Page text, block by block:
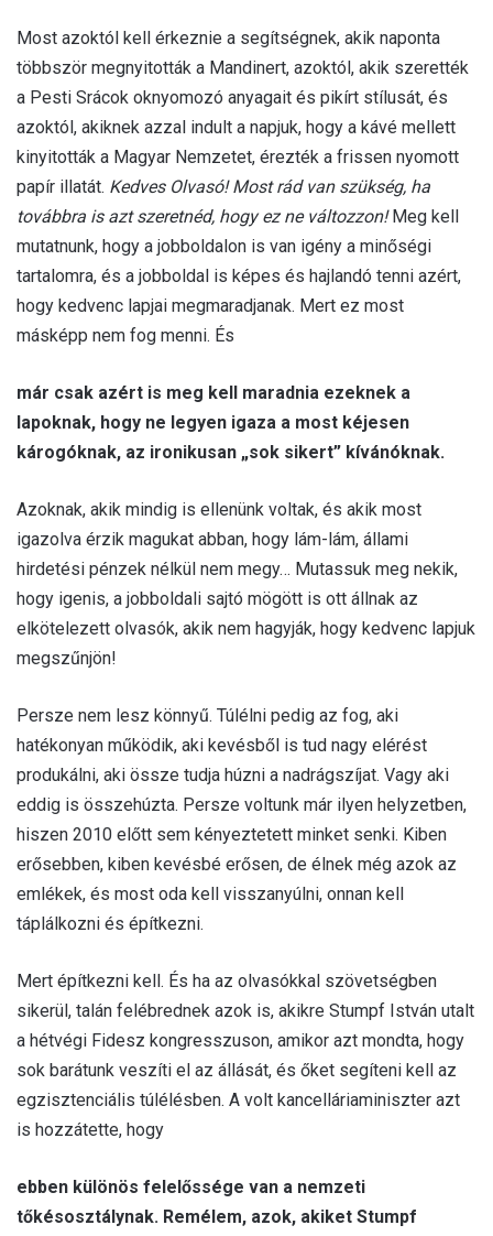
Most azoktól kell érkeznie a segítségnek, akik naponta
többször megnyitották a Mandinert, azoktól, akik szerették
a Pesti Srácok oknyomozó anyagait és pikírt stílusát, és
azoktól, akiknek azzal indult a napjuk, hogy a kávé mellett
kinyitották a Magyar Nemzetet, érezték a frissen nyomott
papír illatát. Kedves Olvasó! Most rád van szükség, ha
továbbra is azt szeretnéd, hogy ez ne változzon!Meg kell
mutatnunk, hogy a jobboldalon is van igény a minőségi
tartalomra, és a jobboldal is képes és hajlandó tenni azért,
hogy kedvenc lapjai megmaradjanak. Mert ez most
másképp nem fog menni. És
már csak azért is meg kell maradnia ezeknek a
lapoknak, hogy ne legyen igaza a most kéjesen
károgóknak, az ironikusan „sok sikert” kívánóknak.
Azoknak, akik mindig is ellenünk voltak, és akik most
igazolva érzik magukat abban, hogy lám-lám, állami
hirdetési pénzek nélkül nem megy… Mutassuk meg nekik,
hogy igenis, a jobboldali sajtó mögött is ott állnak az
elkötelezett olvasók, akik nem hagyják, hogy kedvenc lapjuk
megszűnjön!
Persze nem lesz könnyű. Túlélni pedig az fog, aki
hatékonyan működik, aki kevésből is tud nagy elérést
produkálni, aki össze tudja húzni a nadrágszíjat. Vagy aki
eddig is összehúzta. Persze voltunk már ilyen helyzetben,
hiszen 2010 előtt sem kényeztetett minket senki. Kiben
erősebben, kiben kevésbé erősen, de élnek még azok az
emlékek, és most oda kell visszanyúlni, onnan kell
táplálkozni és építkezni.
Mert építkezni kell. És ha az olvasókkal szövetségben
sikerül, talán felébrednek azok is, akikre Stumpf István utalt
a hétvégi Fidesz kongresszuson, amikor azt mondta, hogy
sok barátunk veszíti el az állását, és őket segíteni kell az
egzisztenciális túlélésben. A volt kancelláriaminiszter azt
is hozzátette, hogy
ebben különös felelőssége van a nemzeti
tőkésosztálynak. Remélem, azok, akiket Stumpf